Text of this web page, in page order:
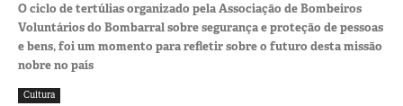
O ciclo de tertúlias organizado pela Associação de Bombeiros
Voluntários do Bombarral sobre segurança e proteção de pessoas
e bens, foi um momento para refletir sobre o futuro desta missão
nobre no país
Cultura